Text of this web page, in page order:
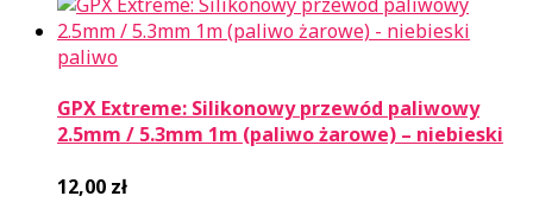
paliwo
GPX Extreme: Silikonowy przewód paliwowy
2.5mm / 5.3mm 1m (paliwo żarowe) – niebieski
12,00 zł